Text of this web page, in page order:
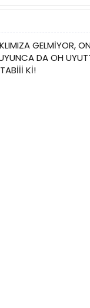
GELMİYOR,
DA OH
Kİ!